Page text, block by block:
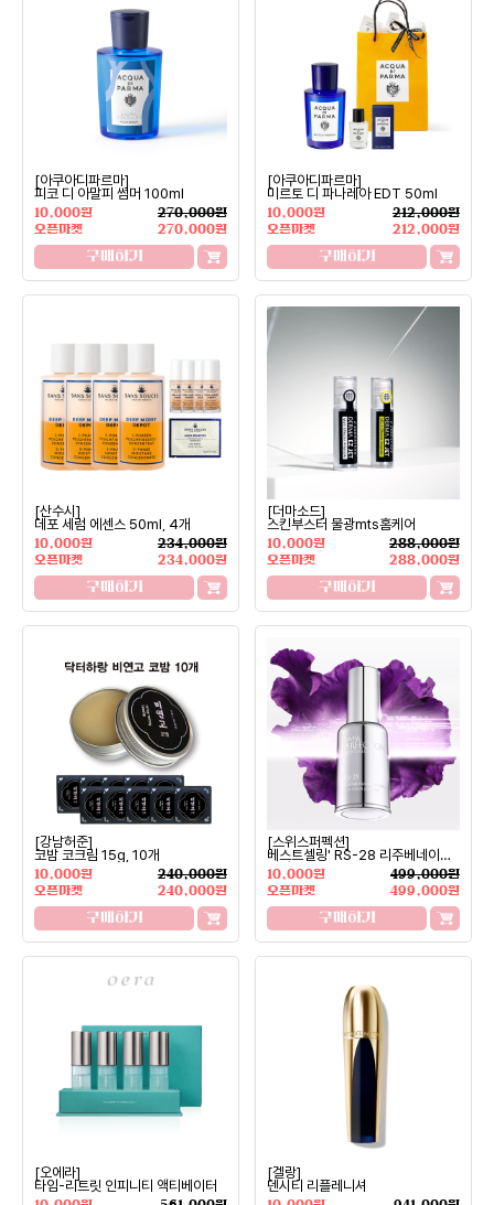
[아쿠아디파르마]
피코 디 아말피 썸머 100ml
10,000원
270,000원
오픈마켓
270,000원
구매하기
[아쿠아디파르마]
미르토 디 파나레아 EDT 50ml
10,000원
212,000원
오픈마켓
212,000원
구매하기
[산수시]
데포 세럼 에센스 50ml, 4개
10,000원
234,000원
오픈마켓
234,000원
구매하기
[더마소드]
스킨부스터 물광mts홈케어
10,000원
288,000원
오픈마켓
288,000원
구매하기
[강남허준]
코밤 코크림 15g, 10개
10,000원
240,000원
오픈마켓
240,000원
구매하기
[스위스퍼펙션]
베스트셀링' RS-28 리주베네이션
세럼
10,000원
499,000원
오픈마켓
499,000원
구매하기
[오에라]
타임-리트릿 인피니티 액티베이터
[겔랑]
덴시티 리플레니셔